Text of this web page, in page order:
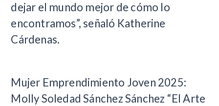
dejar el mundo mejor de cómo lo
encontramos”, señaló Katherine
Cárdenas.
Mujer Emprendimiento Joven 2025:
Molly Soledad Sánchez Sánchez “El Arte